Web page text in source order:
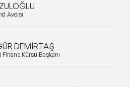
Avcısı
DEMİRTAŞ
Kürsü Başkanı